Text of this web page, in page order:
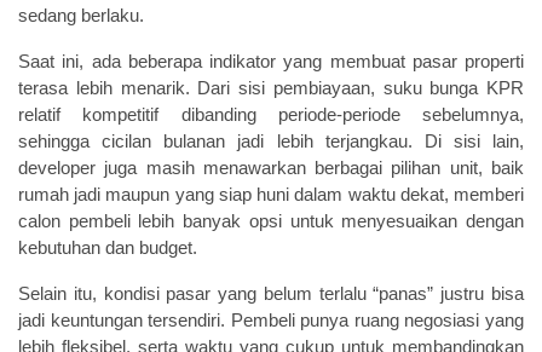
sedang berlaku.
Saat ini, ada beberapa indikator yang membuat pasar properti
terasa lebih menarik. Dari sisi pembiayaan, suku bunga KPR
relatif kompetitif dibanding periode-periode sebelumnya,
sehingga cicilan bulanan jadi lebih terjangkau. Di sisi lain,
developer juga masih menawarkan berbagai pilihan unit, baik
rumah jadi maupun yang siap huni dalam waktu dekat, memberi
calon pembeli lebih banyak opsi untuk menyesuaikan dengan
kebutuhan dan budget.
Selain itu, kondisi pasar yang belum terlalu “panas” justru bisa
jadi keuntungan tersendiri. Pembeli punya ruang negosiasi yang
lebih fleksibel, serta waktu yang cukup untuk membandingkan